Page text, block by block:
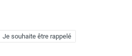
Je souhaite être rappelé